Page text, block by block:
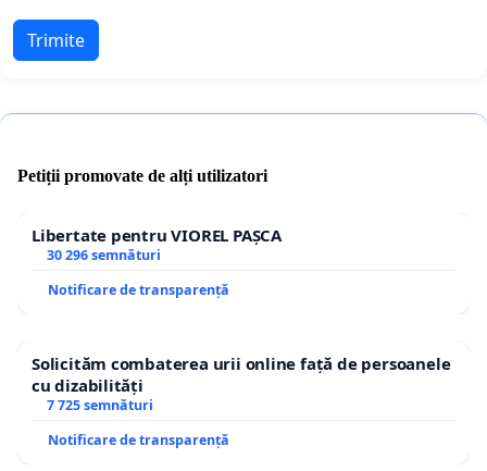
Trimite
Petiții promovate de alți utilizatori
Libertate pentru VIOREL PAȘCA
30 296 semnături
Notificare de transparență
Solicităm combaterea urii online față de persoanele
cu dizabilități
7 725 semnături
Notificare de transparență